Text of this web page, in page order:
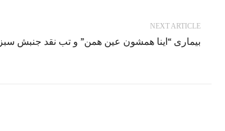
NEXT ARTICLE
بیماری “اینا همشون عین همن” و تب نقد جنبش سبز